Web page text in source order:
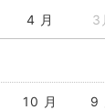
4 月 3
10 月 9